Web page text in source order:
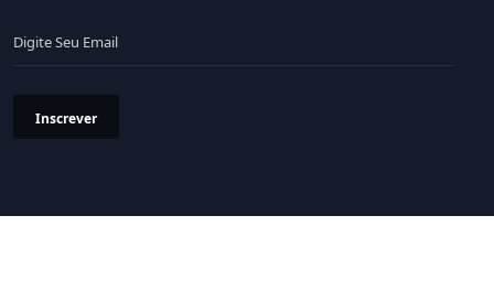
Inscrever